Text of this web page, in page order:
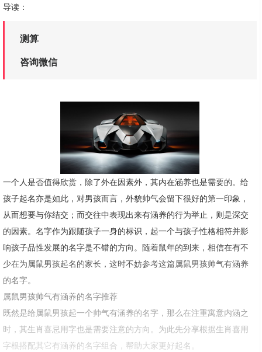
导读：
测算
咨询微信
一个人是否值得欣赏，除了外在因素外，其内在涵养也是需要的。给
孩子起名亦是如此，对男孩而言，外貌帅气会留下很好的第一印象，
从而想要与你结交；而交往中表现出来有涵养的行为举止，则是深交
的因素。名字作为跟随孩子一身的标识，起一个与孩子性格相符并影
响孩子品性发展的名字是不错的方向。随着鼠年的到来，相信在有不
少在为属鼠男孩起名的家长，这时不妨参考这篇属鼠男孩帅气有涵养
的名字。
属鼠男孩帅气有涵养的名字推荐
既然是给属鼠男孩起一个帅气有涵养的名字，那么在注重寓意内涵之
时，其生肖喜忌用字也是需要注意的方向。为此先分享根据生肖喜用
字根搭配其它有涵养的名字组合，帮助大家更好起名。